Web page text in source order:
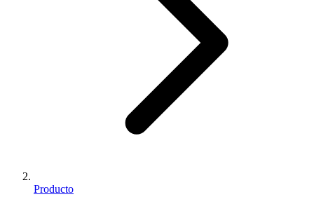
Producto